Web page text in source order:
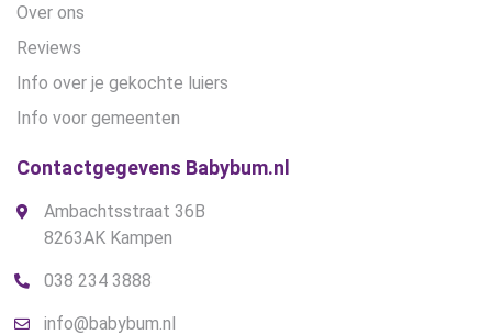
Over ons
Reviews
Info over je gekochte luiers
Info voor gemeenten
Contactgegevens Babybum.nl
Ambachtsstraat 36B
8263AK Kampen
038 234 3888
info@babybum.nl